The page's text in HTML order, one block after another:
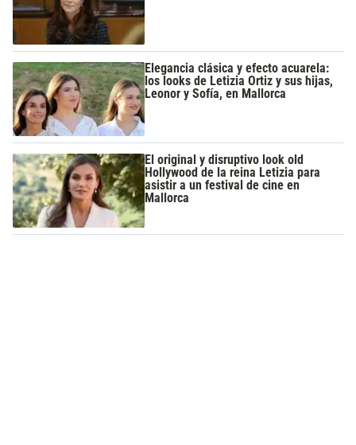
Elegancia clásica y efecto acuarela:
los looks de Letizia Ortiz y sus hijas,
Leonor y Sofía, en Mallorca
El original y disruptivo look old
Hollywood de la reina Letizia para
asistir a un festival de cine en
Mallorca